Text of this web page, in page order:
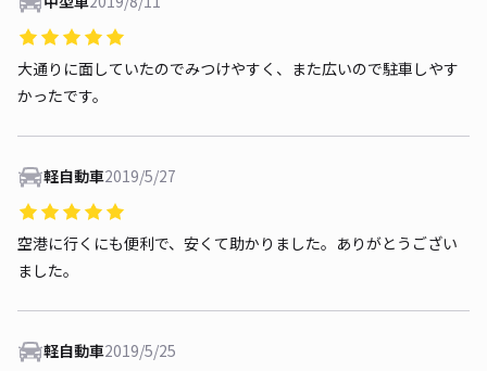
大通りに面していたのでみつけやすく、また広いので駐車しやす
かったです。
軽自動車2019/5/27
空港に行くにも便利で、安くて助かりました。ありがとうござい
ました。
軽自動車2019/5/25